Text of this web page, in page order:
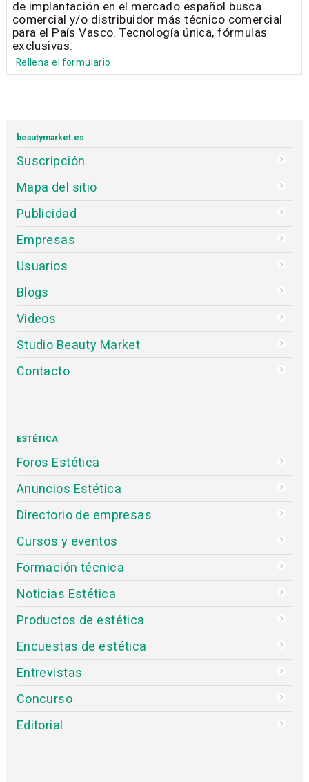
de implantación en el mercado español busca
comercial y/o distribuidor más técnico comercial
para el País Vasco. Tecnología única, fórmulas
exclusivas.
Rellena el formulario
beautymarket.es
Suscripción
Mapa del sitio
Publicidad
Empresas
Usuarios
Blogs
Videos
Studio Beauty Market
Contacto
ESTÉTICA
Foros Estética
Anuncios Estética
Directorio de empresas
Cursos y eventos
Formación técnica
Noticias Estética
Productos de estética
Encuestas de estética
Entrevistas
Concurso
Editorial